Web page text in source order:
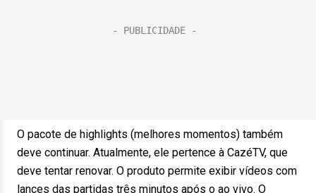
O pacote de highlights (melhores momentos) também
deve continuar. Atualmente, ele pertence à CazéTV, que
deve tentar renovar. O produto permite exibir vídeos com
lances das partidas três minutos após o ao vivo. O